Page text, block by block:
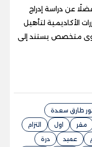
عن دراسة إدراج
الأكاديمية لتأهيل
متخصص يستند إلى
طارق سعدة
مقر اول
التزام
عميد
درة